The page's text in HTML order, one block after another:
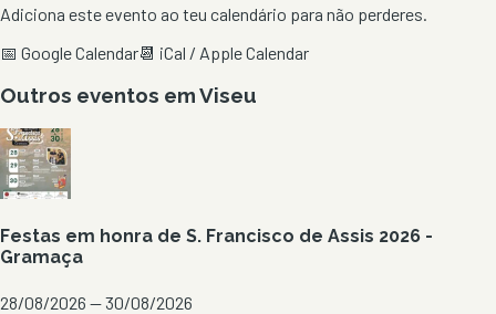
Adiciona este evento ao teu calendário para não perderes.
📅 Google Calendar📆 iCal / Apple Calendar
Outros eventos emViseu
Festas em honra de S. Francisco de Assis 2026 -
Gramaça
28/08/2026 — 30/08/2026